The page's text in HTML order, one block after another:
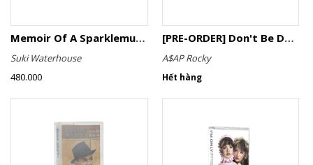
Memoir Of A Sparklemuffin
Suki Waterhouse
480.000
[PRE-ORDER] Don't Be Dumb (Cassette)
A$AP Rocky
Hết hàng